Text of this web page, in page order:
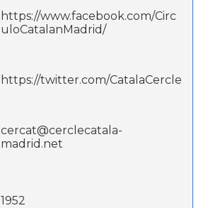
https://www.facebook.com/Circ
uloCatalanMadrid/
https://twitter.com/CatalaCercle
cercat@cerclecatala-
madrid.net
1952